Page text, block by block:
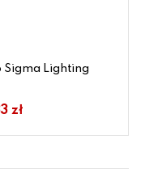
Sigma Lighting
zł